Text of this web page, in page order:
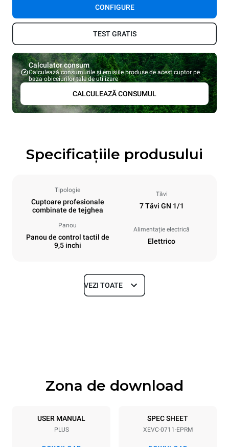
CONFIGURE
TEST GRATIS
Calculator consum
Calculează consumurile și emisiile produse de acest cuptor pe
baza obiceiurilor tale de utilizare
CALCULEAZĂ CONSUMUL
Specificațiile produsului
Tipologie
Cuptoare profesionale
combinate de tejghea
Tăvi
7 Tăvi GN 1/1
Panou
Panou de control tactil de
9,5 inchi
Alimentație electrică
Elettrico
Dimensiuni
Specificații ale tigăiei
7 GN 1/1
Distance between trays
VEZI TOATE
Zona de download
USER MANUAL
PLUS
SPEC SHEET
XEVC-0711-EPRM